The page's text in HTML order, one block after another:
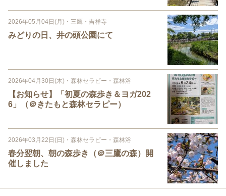
2026年05月04日(月) ・ 三鷹・吉祥寺
みどりの日、井の頭公園にて
2026年04月30日(木) ・ 森林セラピー・森林浴
【お知らせ】「初夏の森歩き＆ヨガ202
6」（＠きたもと森林セラピー）
2026年03月22日(日) ・ 森林セラピー・森林浴
春分翌朝、朝の森歩き（＠三鷹の森）開
催しました